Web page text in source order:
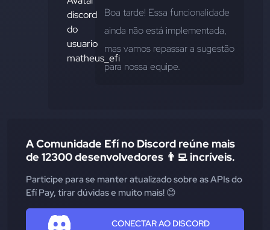
Boa tarde! Essa funcionalidade
ainda não está implementada,
mas vamos repassar a sugestão
para nossa equipe.
A Comunidade Efí no Discord reúne mais
de 12300 desenvolvedores 👨‍💻 incríveis.
Participe para se manter atualizado sobre as APIs do
Efí Pay, tirar dúvidas e muito mais! 😊
CONECTAR AO DISCORD